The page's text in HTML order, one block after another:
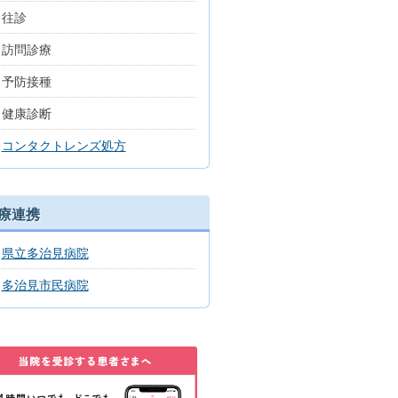
往診
訪問診療
予防接種
健康診断
コンタクトレンズ処方
連携
県立多治見病院
多治見市民病院